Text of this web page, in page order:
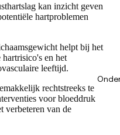
kan inzicht geven
hartproblemen
helpt bij het
hartrisico's en het
leeftijd.
rechtstreeks te
voor bloeddruk
verbeteren van de